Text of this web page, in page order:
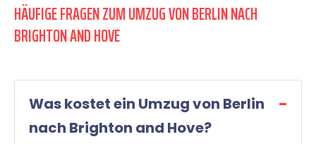
HÄUFIGE FRAGEN ZUM UMZUG VON BERLIN NACH
BRIGHTON AND HOVE
Was kostet ein Umzug von Berlin
nach Brighton and Hove?